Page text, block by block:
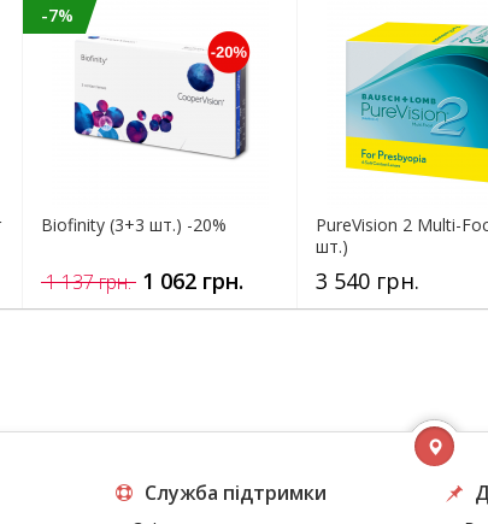
-7%
Biofinity (3+3 шт.) -20%
1 137 грн. 1 062 грн.
PureVision 2 Multi-
шт.)
3 540 грн.
Служба підтримки